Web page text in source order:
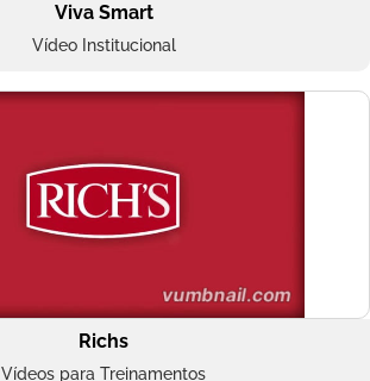
Viva Smart
Vídeo Institucional
Richs
Vídeos para Treinamentos